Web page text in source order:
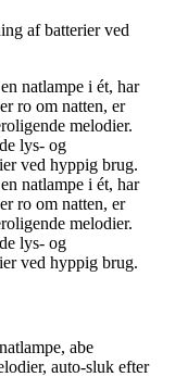
af batterier ved
natlampe i ét, har
ro om natten, er
melodier.
lys- og
ved hyppig brug.
natlampe i ét, har
ro om natten, er
melodier.
lys- og
ved hyppig brug.
abe
auto-sluk efter